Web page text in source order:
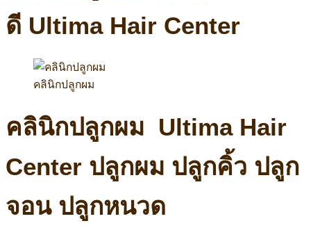
ดี Ultima Hair Center
คลินิกปลูกผม
คลินิกปลูกผม Ultima Hair
Center ปลูกผม ปลูกคิ้ว ปลูก
จอน ปลูกหนวด